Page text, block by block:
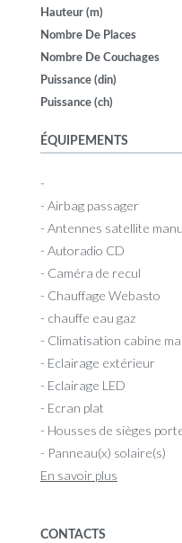
Hauteur (m)
Nombre De Places
Nombre De Couchages
Puissance (din)
Puissance (ch)
ÉQUIPEMENTS
-
- Airbag passager
- Antennes satellite
- Autoradio CD
- Caméra de recul
- Chauffage Webasto
- chauffe eau gaz
- Climatisation cabine
- Eclairage extérieur
- Eclairage LED
- Ecran plat
- Housses de sièges
- Panneau(x) solaire(s)
En savoir plus
CONTACTS